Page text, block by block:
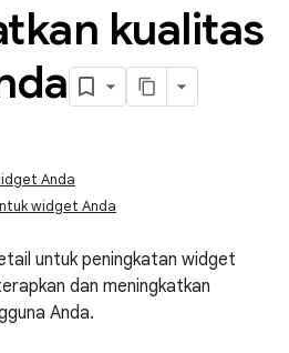
kualitas
Anda
widget Anda
untuk peningkatan widget
dan meningkatkan
Anda.